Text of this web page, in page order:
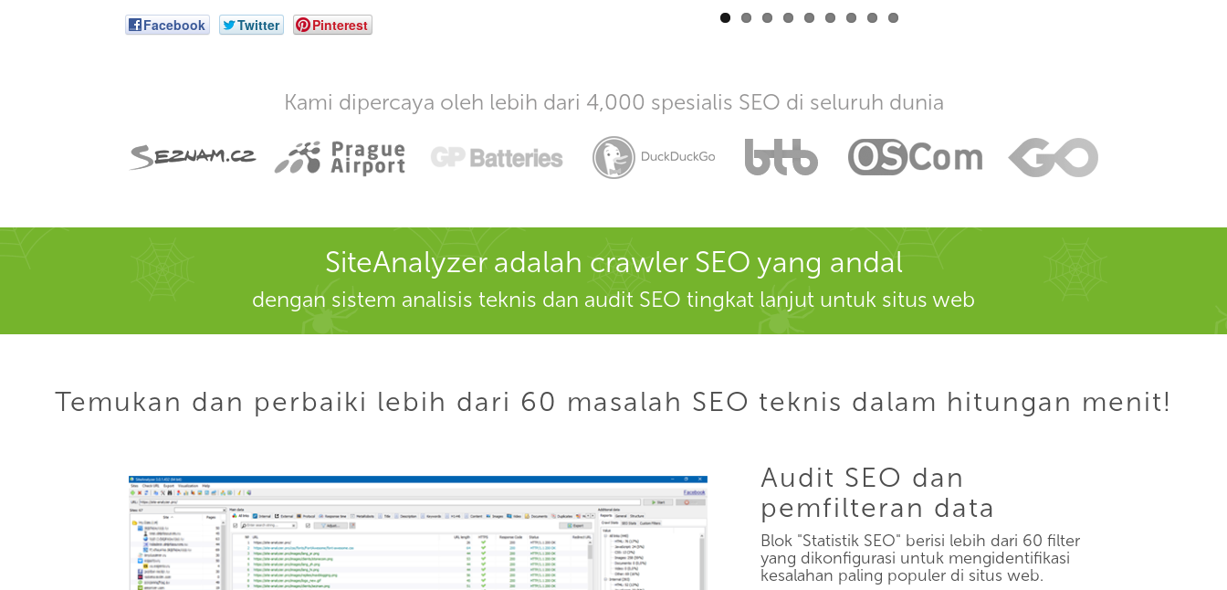
Facebook Twitter Pinterest
Kami dipercaya oleh lebih dari 4,000 spesialis SEO di seluruh dunia
SiteAnalyzer adalah crawler SEO yang andal
dengan sistem analisis teknis dan audit SEO tingkat lanjut untuk situs web
Temukan dan perbaiki lebih dari 60 masalah SEO teknis dalam hitungan menit!
Audit SEO dan
pemfilteran data
Blok "Statistik SEO" berisi lebih dari 60 filter
yang dikonfigurasi untuk mengidentifikasi
kesalahan paling populer di situs web.